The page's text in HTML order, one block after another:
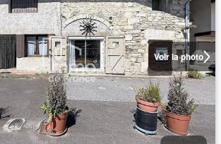
Voir la photo